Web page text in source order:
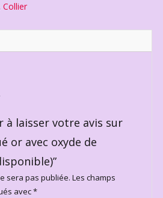
Collier
à laisser votre avis sur
or avec oxyde de
sera pas publiée. Les champs
avec*